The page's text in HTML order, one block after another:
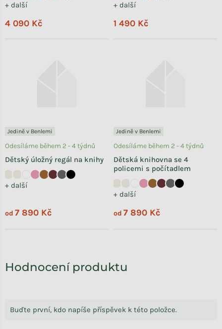
Hodnocení produktu
Buďte první, kdo napíše příspěvek k této položce.
+ další
4 090 Kč
+ další
1 490 Kč
Jedině v Benlemi
Dětský úložný regál na knihy
+ další
Odesíláme během 2 - 4 týdnů
od 7 890 Kč
Jedině v Benlemi
Dětská knihovna se 4
policemi s počítadlem
+ další
Odesíláme během 2 - 4 týdnů
od 7 890 Kč